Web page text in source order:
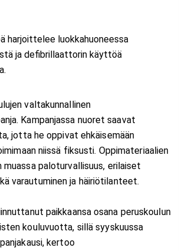
valtakunnallinen
Kampanjassa nuoret saavat
jotta he oppivat ehkäisemään
niissä fiksusti. Oppimateriaalien
paloturvallisuus, erilaiset
varautuminen ja häiriötilanteet.
paikkaansa osana peruskoulun
kouluvuotta, sillä syyskuussa
kertoo